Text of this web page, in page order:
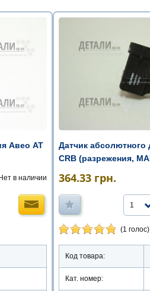
Авео АТ
Нет в наличии
Датчик абсолютного
CRB (разрежения,
364.33 грн.
1
(1 голос)
Код товара:
Кат. номер: